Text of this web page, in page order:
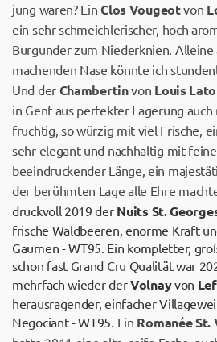
jung waren? EinClos Vougeotvon
ein sehr schmeichlerischer, hoch
Burgunder zum Niederknien. Alleine
machenden Nase könnte ich
Und der Chambertinvon Louis
in Genf aus perfekter Lagerung auch
fruchtig, so würzig mit viel Frische,
sehr elegant und nachhaltig mit
beeindruckender Länge, ein
der berühmten Lage alle Ehre
druckvoll 2019 der Nuits St.
frische Waldbeeren, enorme Kraft
Gaumen - WT95. Ein kompletter,
schon fast Grand Cru Qualität war
mehrfach wieder derVolnayvon
herausragender, einfacher
Negociant - WT95. Ein Romanée St.